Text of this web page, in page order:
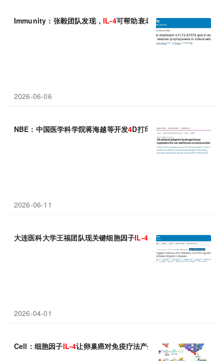
Immunity：张毅团队发现，IL-4可帮助衰老的造血系统“返老还童”
2026-06-06
NBE：中国医学科学院蒋海越等开发4D打印 水凝胶扩张器—重塑耳
2026-06-11
大连医科大学王福团队现关键细胞因子IL-4 是罪魁祸首，阻断它可
2026-04-01
Cell：细胞因子IL-4让卵巢癌对免疫疗法产生抵抗性，靶向IL-4